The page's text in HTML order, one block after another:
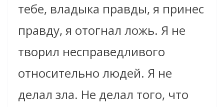
тебе, владыка правды, я принес
правду, я отогнал ложь. Я не
творил несправедливого
относительно людей. Я не
делал зла. Не делал того, что